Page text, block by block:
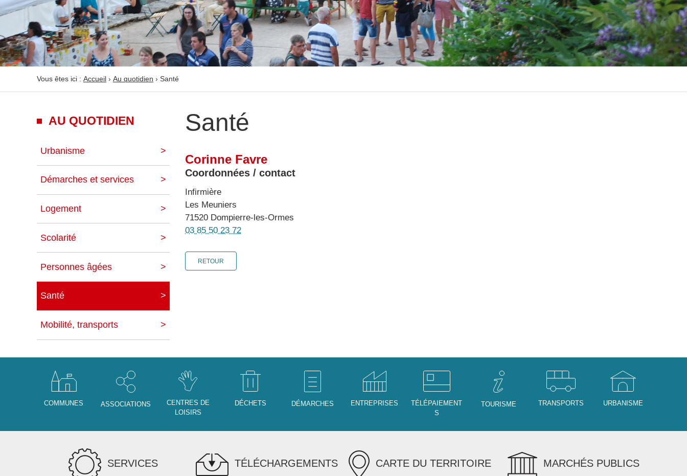
Vous êtes ici : Accueil › Au quotidien › Santé
AU QUOTIDIEN
Urbanisme
Démarches et services
Logement
Scolarité
Personnes âgées
Santé
Mobilité, transports
Santé
Corinne Favre
Coordonnées / contact
Infirmière
Les Meuniers
71520 Dompierre-les-Ormes
03 85 50 23 72
RETOUR
COMMUNES ASSOCIATIONS
CENTRES DE
LOISIRS
DÉCHETS DÉMARCHES ENTREPRISES
TÉLÉPAIEMENT
S
TOURISME TRANSPORTS URBANISME
SERVICES TÉLÉCHARGEMENTS CARTE DU TERRITOIRE MARCHÉS PUBLICS